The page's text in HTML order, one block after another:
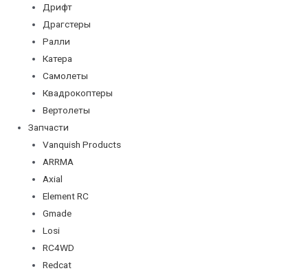
Дрифт
Драгстеры
Ралли
Катера
Самолеты
Квадрокоптеры
Вертолеты
Запчасти
Vanquish Products
ARRMA
Axial
Element RC
Gmade
Losi
RC4WD
Redcat